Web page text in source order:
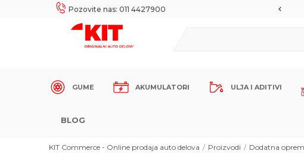
Pozovite nas: 011 4427900
SIGURNO PLAĆANJE PLATNIM KARTICAMA!
GUME AKUMULATORI ULJA I ADITIVI
BLOG
KIT Commerce - Online prodaja auto delova Proizvodi Dodatna